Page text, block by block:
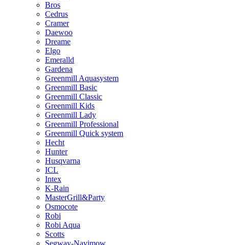
Bros
Cedrus
Cramer
Daewoo
Dreame
Elgo
Emeralld
Gardena
Greenmill Aquasystem
Greenmill Basic
Greenmill Classic
Greenmill Kids
Greenmill Lady
Greenmill Professional
Greenmill Quick system
Hecht
Hunter
Husqvarna
ICL
Intex
K-Rain
MasterGrill&Party
Osmocote
Robi
Robi Aqua
Scotts
Segway-Navimow